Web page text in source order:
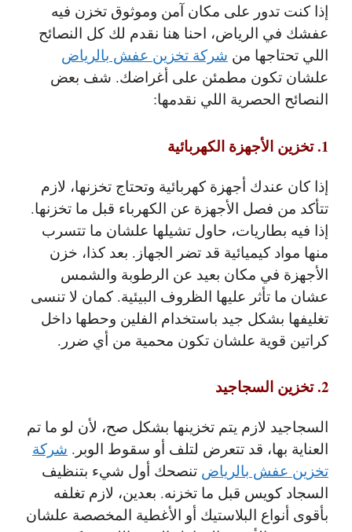
إذا كنت تدور على مكان آمن وموثوق تخزن فيه
عفشك في الرياض، احنا هنا نقدم لك كل النصائح
اللي تحتاجها من شركة تخزين عفش بالرياض
علشان تكون مطمئن على أغراضك. شف بعض
النصائح الحصرية اللي نقدمها:
1. تخزين الأجهزة الكهربائية
إذا كان عندك أجهزة كهربائية وتحتاج تخزنها، لازم
تتأكد من فصل الأجهزة عن الكهرباء قبل ما تخزنها.
إذا فيه بطاريات، حاول تشيلها علشان ما تتسرب
منها مواد كيميائية قد تضر الجهاز. بعد كذا، خزن
الأجهزة في مكان بعيد عن الرطوبة والشمس
عشان ما تأثر عليها الظروف البيئية. كمان لا تنسى
تغليفها بشكل جيد باستخدام الفلين وحطها داخل
كراتين قوية علشان تكون محمية من أي ضرر.
2. تخزين السجاجيد
السجاجيد لازم يتم تخزينها بشكل صح، لأن لو ما تم
العناية بها، قد تتعرض لتلف أو سقوط الوبر. شركة
تخزين عفش بالرياض تنصحك أول شيء بتنظيف
السجاد كويس قبل ما تخزنه. بعدين، لازم تغلفه
بأقوى أنواع البلاستيك أو الأغطية المخصصة علشان